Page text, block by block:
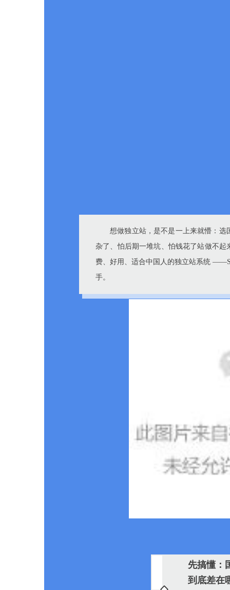
想做独立站，是不是一上来就懵：
杂了、怕后期一堆坑、怕钱花了站做不
费、好用、适合中国人的独立站系统
手。
先搞懂：
到底差在